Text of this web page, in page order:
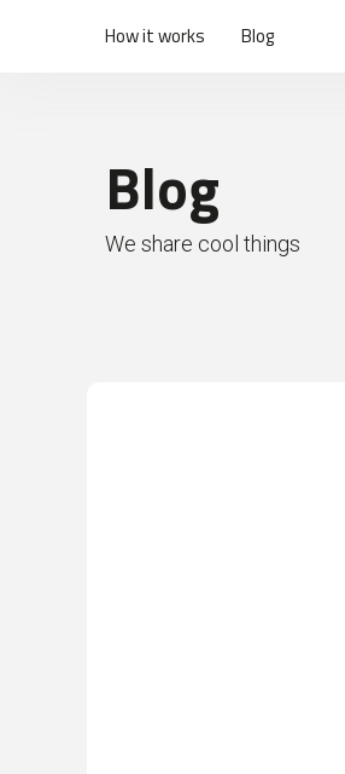
How it works Blog
Blog
We share cool things